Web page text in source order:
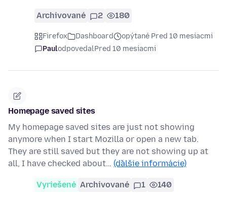
Archivované 2 180
Firefox Dashboard
opýtané Pred 10 mesiacmi
PaulodpovedalPred 10 mesiacmi
Homepage saved sites
My homepage saved sites are just not showing
anymore when I start Mozilla or open a new tab.
They are still saved but they are not showing up at
all, I have checked about… (ďalšie informácie)
Vyriešené Archivované 1 140